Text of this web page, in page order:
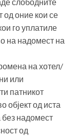
од оние кои се
го уплатиле
на надомест на
на хотел/
или
патникот
објект од иста
без надомест
од